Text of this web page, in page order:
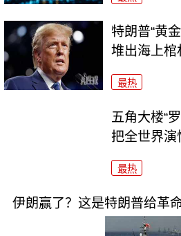
特朗普“黄
堆出海上棺
最热
五角大楼“
把全世界演
最热
伊朗赢了？这是特朗普给革